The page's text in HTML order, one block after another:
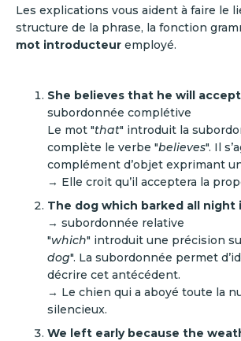
Les explications vous aident à faire le
structure de la phrase, la fonction
mot introducteur employé.
She believes that he will
subordonnée complétive
Le mot "that" introduit la
complète le verbe "believes". Il
complément d’objet exprimant
→ Elle croit qu’il acceptera la
The dog which barked all night
→ subordonnée relative
"which" introduit une précision
dog". La subordonnée permet
décrire cet antécédent.
→ Le chien qui a aboyé toute la
silencieux.
We left early because the